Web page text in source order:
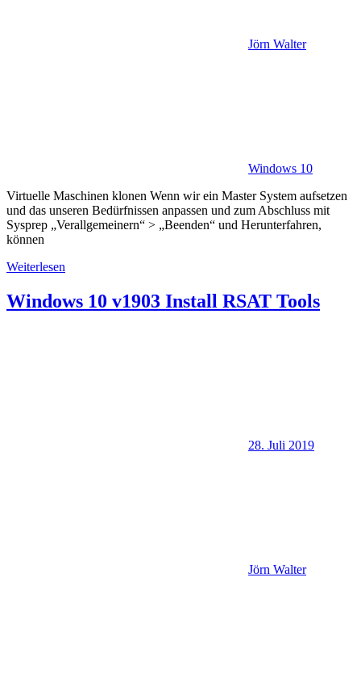
Jörn Walter
Windows 10
Virtuelle Maschinen klonen Wenn wir ein Master System aufsetzen
und das unseren Bedürfnissen anpassen und zum Abschluss mit
Sysprep „Verallgemeinern“ > „Beenden“ und Herunterfahren,
können
Weiterlesen
Windows 10 v1903 Install RSAT Tools
28. Juli 2019
Jörn Walter